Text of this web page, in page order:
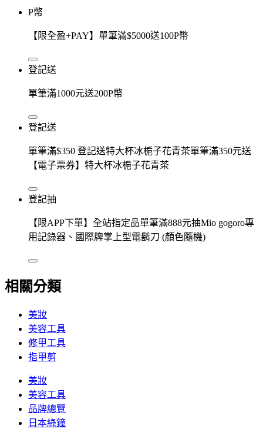
P幣
【限全盈+PAY】單筆滿$5000送100P幣
登記送
單筆滿1000元送200P幣
登記送
單筆滿$350 登記送特大杯冰梔子花青茶單筆滿350元送
【電子票券】特大杯冰梔子花青茶
登記抽
【限APP下單】全站指定品單筆滿888元抽Mio gogoro專
用記錄器、國際牌掌上型電鬍刀 (顏色隨機)
相關分類
美妝
美容工具
修甲工具
指甲剪
美妝
美容工具
品牌總覽
日本綠鐘